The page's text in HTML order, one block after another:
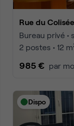
Rue du
Bureau privé •
2 postes • 12 m
985 € par
Dispo